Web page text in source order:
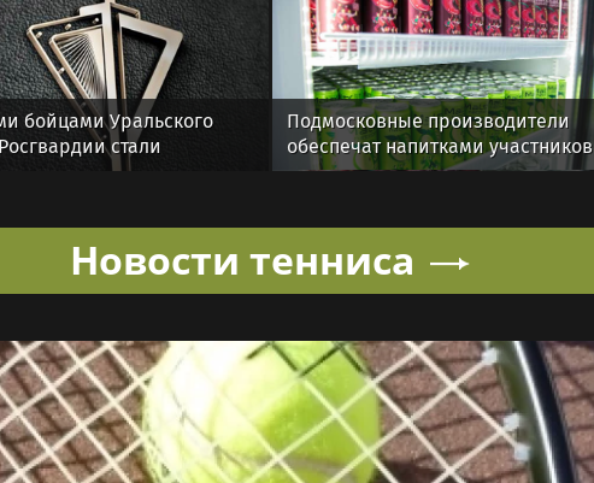
бойцами Уральского
стали
озерского
Подмосковные производители
обеспечат напитками участников
выставки «День поля»
Новости тенниса